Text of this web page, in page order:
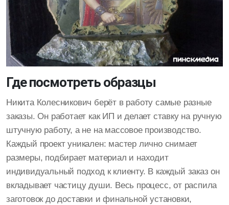
Где посмотреть образцы
Никита Колесникович берёт в работу самые разные
заказы. Он работает как ИП и делает ставку на ручную
штучную работу, а не на массовое производство.
Каждый проект уникален: мастер лично снимает
размеры, подбирает материал и находит
индивидуальный подход к клиенту. В каждый заказ он
вкладывает частицу души. Весь процесс, от распила
заготовок до доставки и финальной установки,